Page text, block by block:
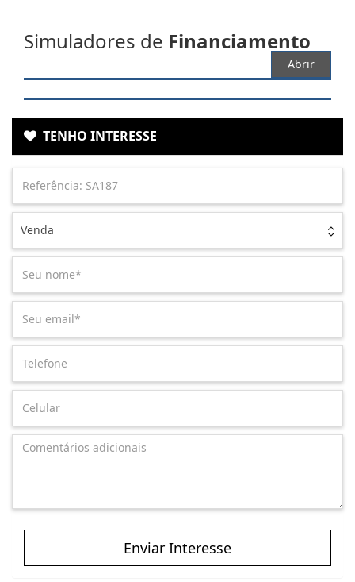
Simuladores de Financiamento
Abrir
TENHO INTERESSE
Venda
Enviar Interesse